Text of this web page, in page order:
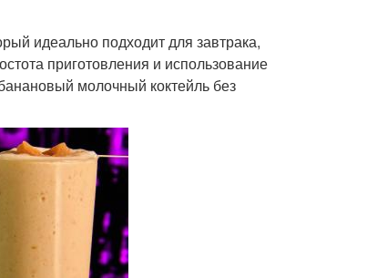
идеально подходит для завтрака,
приготовления и использование
молочный коктейль без